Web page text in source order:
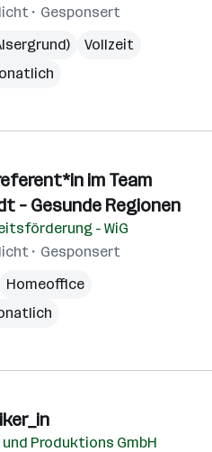
Gesponsert
Vollzeit
im Team
– Gesunde Regionen
- WiG
Gesponsert
Homeoffice
und Produktions GmbH